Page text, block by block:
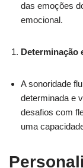
das emoções
emocional.
Determinação
A sonoridade
determinada e
desafios com
uma